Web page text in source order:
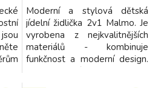
Moderní a stylová dětská
jídelní židlička 2v1 Malmo. Je
vyrobena z nejkvalitnějších
materiálů - kombinuje
funkčnost a moderní design.